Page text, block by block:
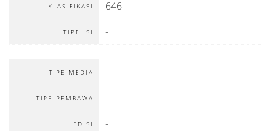
KLASIFIKASI 646
TIPE ISI -
TIPE MEDIA -
TIPE PEMBAWA -
EDISI -